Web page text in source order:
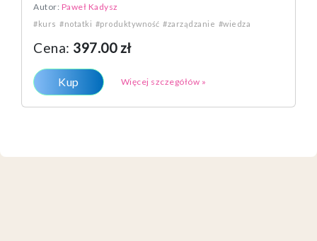
Autor: Paweł Kadysz
#kurs #notatki #produktywność #zarządzanie #wiedza
Cena: 397.00 zł
Kup Więcej szczegółów »